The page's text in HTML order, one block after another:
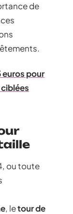
de
euros pour
ou toute
, letour de